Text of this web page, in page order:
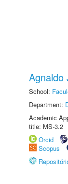
Agnaldo
School:
Department:
Academic
title: MS-3.2
Orcid
Scopus